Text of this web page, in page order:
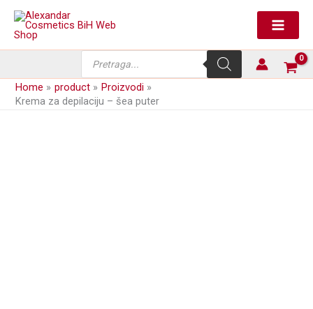
Skip
content
search
Home product
Proizvodi
Krema za depilaciju – šea puter